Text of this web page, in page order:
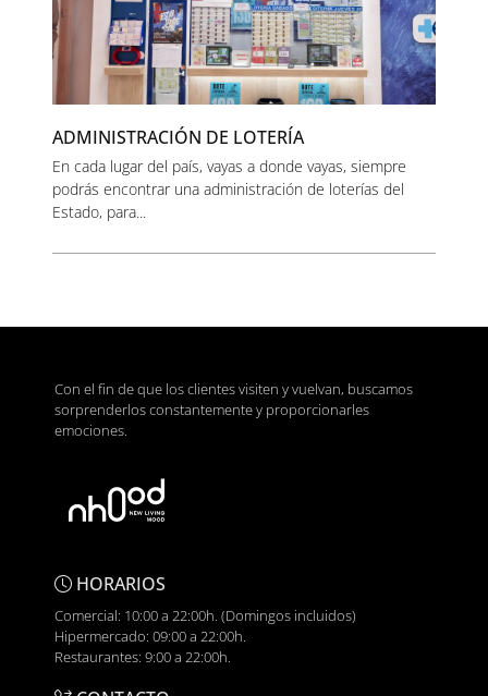
ADMINISTRACIÓN DE LOTERÍA
En cada lugar del país, vayas a donde vayas, siempre
podrás encontrar una administración de loterías del
Estado, para...
Con el fin de que los clientes visiten y vuelvan, buscamos
sorprenderlos constantemente y proporcionarles
emociones.
HORARIOS
Comercial: 10:00 a 22:00h. (Domingos incluidos)
Hipermercado: 09:00 a 22:00h.
Restaurantes: 9:00 a 22:00h.